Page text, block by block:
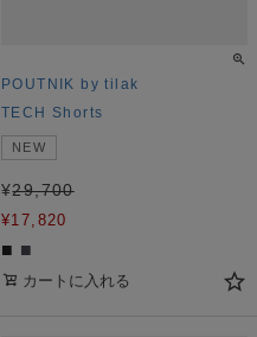
POUTNIK by tilak
TECH Shorts
NEW
¥29,700
¥17,820
■ ■
カートに入れる